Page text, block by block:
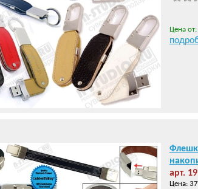
Цена от:
арт.
Цена: